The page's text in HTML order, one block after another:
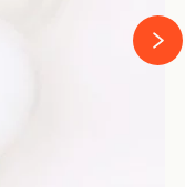
next